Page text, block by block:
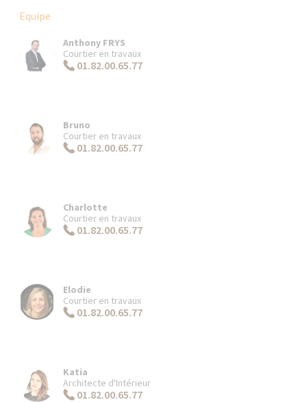
Equipe
Anthony FRYS
Courtier en travaux
01.82.00.65.77
Bruno
Courtier en travaux
01.82.00.65.77
Charlotte
Courtier en travaux
01.82.00.65.77
Elodie
Courtier en travaux
01.82.00.65.77
Katia
Architecte d'Intérieur
01.82.00.65.77